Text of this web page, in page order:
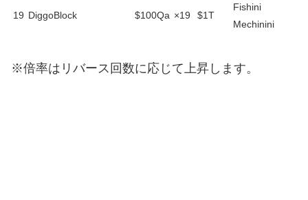
19 DiggoBlock $100Qa ×19 $1T
Fishini
Mechinini
※倍率はリバース回数に応じて上昇します。